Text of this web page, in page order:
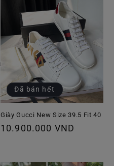
Đã bán hết
Giày Gucci New Size 39.5 Fit 40
Giá
10.900.000 VND